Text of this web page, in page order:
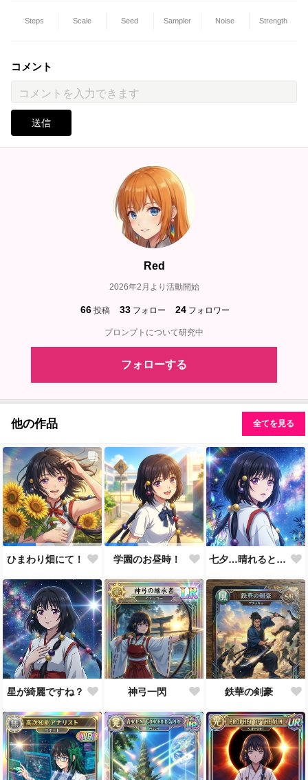
Steps Scale Seed Sampler Noise Strength
コメント
送信
Red
2026年2月より活動開始
66 投稿 33 フォロー 24 フォロワー
プロンプトについて研究中
フォローする
他の作品 全てを見る
ひまわり畑にて！ 学園のお昼時！ 七夕…晴れると良いなぁ。
星が綺麗ですね？ 神弓一閃 鉄華の剣豪